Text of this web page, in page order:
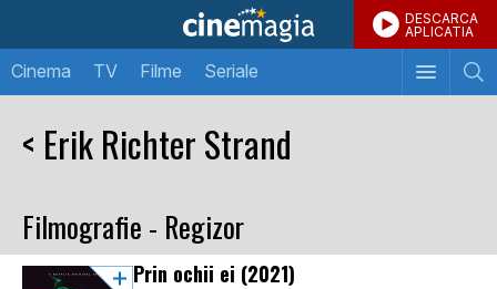
DESCARCA
APLICATIA
Cinema TV Filme Seriale
< Erik Richter Strand
Filmografie - Regizor
Prin ochii ei (2021)